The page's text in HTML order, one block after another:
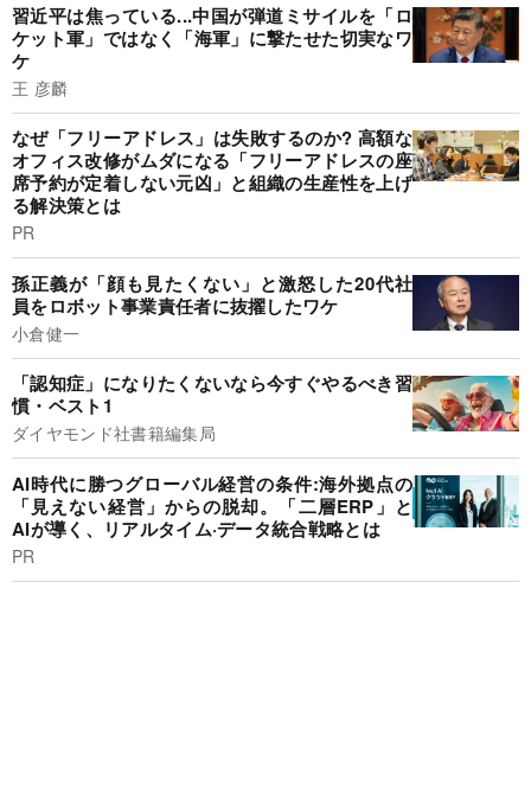
習近平は焦っている...中国が弾道ミサイルを「ロ
ケット軍」ではなく「海軍」に撃たせた切実なワ
ケ
王 彦麟
なぜ「フリーアドレス」は失敗するのか? 高額な
オフィス改修がムダになる「フリーアドレスの座
席予約が定着しない元凶」と組織の生産性を上げ
る解決策とは
PR
孫正義が「顔も見たくない」と激怒した20代社
員をロボット事業責任者に抜擢したワケ
小倉健一
「認知症」になりたくないなら今すぐやるべき習
慣・ベスト1
ダイヤモンド社書籍編集局
AI時代に勝つグローバル経営の条件:海外拠点の
「見えない経営」からの脱却。「二層ERP」と
AIが導く、リアルタイム·データ統合戦略とは
PR